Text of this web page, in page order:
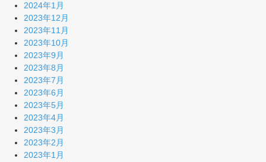
2024年1月
2023年12月
2023年11月
2023年10月
2023年9月
2023年8月
2023年7月
2023年6月
2023年5月
2023年4月
2023年3月
2023年2月
2023年1月